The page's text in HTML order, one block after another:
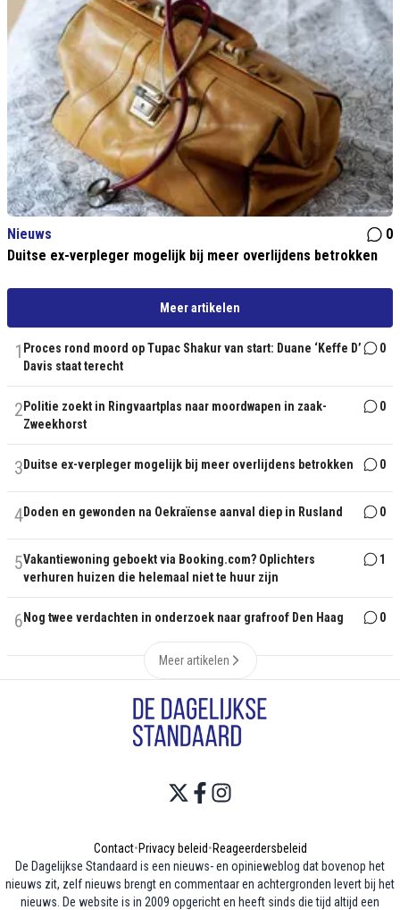
Nieuws
0
Duitse ex-verpleger mogelijk bij meer overlijdens betrokken
Meer artikelen
1 Proces rond moord op Tupac Shakur van start: Duane ‘Keffe D’
Davis staat terecht
0
2 Politie zoekt in Ringvaartplas naar moordwapen in zaak-
Zweekhorst
0
3 Duitse ex-verpleger mogelijk bij meer overlijdens betrokken 0
4Doden en gewonden na Oekraïense aanval diep in Rusland 0
5Vakantiewoning geboekt via Booking.com? Oplichters
verhuren huizen die helemaal niet te huur zijn
1
6 Nog twee verdachten in onderzoek naar grafroof Den Haag 0
Meer artikelen
Contact•Privacy beleid•Reageerdersbeleid
De Dagelijkse Standaard is een nieuws- en opinieweblog dat bovenop het
nieuws zit, zelf nieuws brengt en commentaar en achtergronden levert bij het
nieuws. De website is in 2009 opgericht en heeft sinds die tijd altijd een